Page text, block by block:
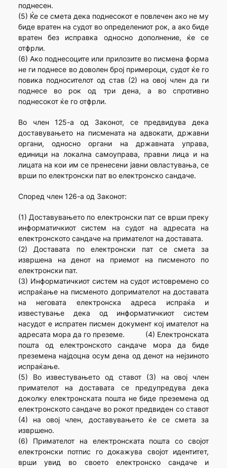
поднесен.
(5) Ќе се смета дека поднесокот е повлечен ако не му
биде вратен на судот во определениот рок, а ако биде
вратен без исправка односно дополнение, ќе се
отфрли.
(6) Ако поднесоците или прилозите во писмена форма
не ги поднесе во доволен број примероци, судот ќе го
повика подносителот од став (2) на овој член да ги
поднесе во рок од три дена, а во спротивно
поднесокот ќе го отфрли.
Во член 125-а од Законот, се предвидува дека
доставувањето на писмената на адвокати, државни
органи, односно органи на државната управа,
единици на локална самоуправа, правни лица и на
лицата на кои им се пренесени јавни овластувања, се
врши по електронски пат во електронско сандаче.
Според член 126-а од Законот:
(1) Доставувањето по електронски пат се врши преку
информатичкиот систем на судот на адресата на
електронското сандаче на примателот на доставата.
(2) Доставата по електронски пат се смета за
извршена на денот на приемот на писменото по
електронски пат.
(3) Информатичкиот систем на судот истовремено со
испраќање на писменото допримателот на доставата
на неговата електронска адреса испраќа и
известување дека од информатичкиот систем
насудот е испратен писмен документ кој имателот на
адресата мора да го преземе. (4) Електронската
пошта од електронското сандаче мора да биде
преземена најдоцна осум дена од денот на нејзиното
испраќање.
(5) Во известувањето од ставот (3) на овој член
примателот на доставата се предупредува дека
доколку електронската пошта не биде преземена од
електронското сандаче во рокот предвиден со ставот
(4) на овој член, доставувањето ќе се смета за
извршено.
(6) Примателот на електронската пошта со својот
електронски потпис го докажува својот идентитет,
врши увид во своето електронско сандаче и